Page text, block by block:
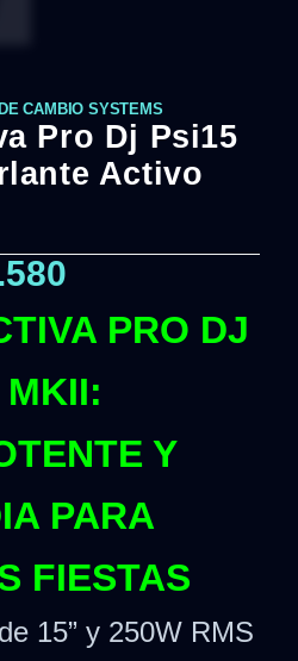
CAMBIO SYSTEMS
Pro Dj Psi15
Activo
PRO DJ
MKII:
Y
PARA
FIESTAS
15” y 250W RMS